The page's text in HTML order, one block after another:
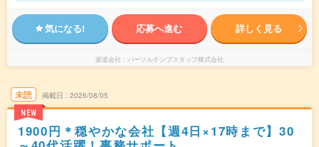
気になる! 応募へ進む 詳しく見る
派遣会社 パーソルテンプスタッフ株式会社
未読
NEW
掲載日 2026/08/05
1900円＊穏やかな会社【週4日×17時まで】30